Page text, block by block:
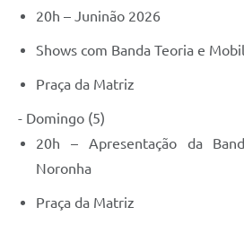
20h – Juninão 2026
Shows com Banda Teoria e Mobil
Praça da Matriz
- Domingo (5)
20h – Apresentação da
Noronha
Praça da Matriz